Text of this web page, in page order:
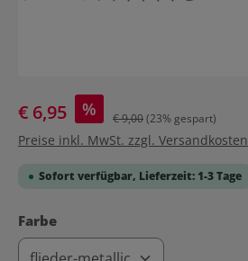
€ 6,95 % € 9,00(23% gespart)
Preise inkl. MwSt. zzgl. Versandkosten
Sofort verfügbar, Lieferzeit: 1-3 Tage
Farbeauswählen